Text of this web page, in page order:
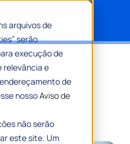
arquivos de
serão
execução de
relevância e
de
nossoAviso de
não serão
este site. Um
essa